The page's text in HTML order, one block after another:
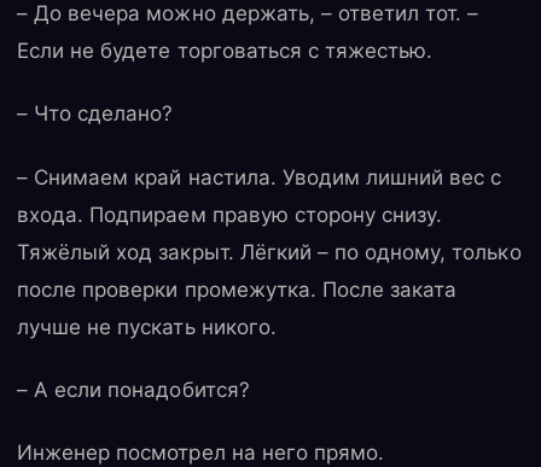
– До вечера можно держать, – ответил тот. –
Если не будете торговаться с тяжестью.
– Что сделано?
– Снимаем край настила. Уводим лишний вес с
входа. Подпираем правую сторону снизу.
Тяжёлый ход закрыт. Лёгкий – по одному, только
после проверки промежутка. После заката
лучше не пускать никого.
– А если понадобится?
Инженер посмотрел на него прямо.